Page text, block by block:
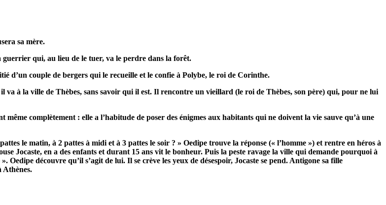
sa mère.
guerrier qui, au lieu de le tuer, va le perdre dans la forêt.
d’un couple de bergers qui le recueille et le confie à Polybe, le roi de Corinthe.
va à la ville de Thèbes, sans savoir qui il est. Il rencontre un vieillard (le roi de Thèbes, son père) qui, pour ne lui
complètement : elle a l’habitude de poser des énigmes aux habitants qui ne doivent la vie sauve qu’à une
le matin, à 2 pattes à midi et à 3 pattes le soir ? » Oedipe trouve la réponse (« l’homme ») et rentre en héros à
Jocaste, en a des enfants et durant 15 ans vit le bonheur. Puis la peste ravage la ville qui demande pourquoi à
Oedipe découvre qu’il s’agit de lui. Il se crève les yeux de désespoir, Jocaste se pend. Antigone sa fille
Athènes.